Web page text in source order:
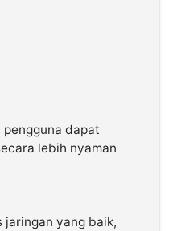
dapat
lebih nyaman
jaringan yang baik,